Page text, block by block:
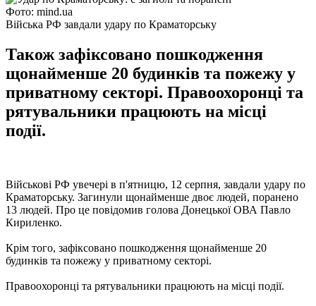
Фото: mind.ua
Війська РФ завдали удару по Краматорську
Також зафіксовано пошкодження
щонайменше 20 будинків та пожежу у
приватному секторі. Правоохоронці та
рятувальники працюють на місці
події.
Військові РФ увечері в п'ятницю, 12 серпня, завдали удару по
Краматорську. Загинули щонайменше двоє людей, поранено
13 людей. Про це повідомив голова Донецької ОВА Павло
Кириленко.
Крім того, зафіксовано пошкодження щонайменше 20
будинків та пожежу у приватному секторі.
Правоохоронці та рятувальники працюють на місці події.